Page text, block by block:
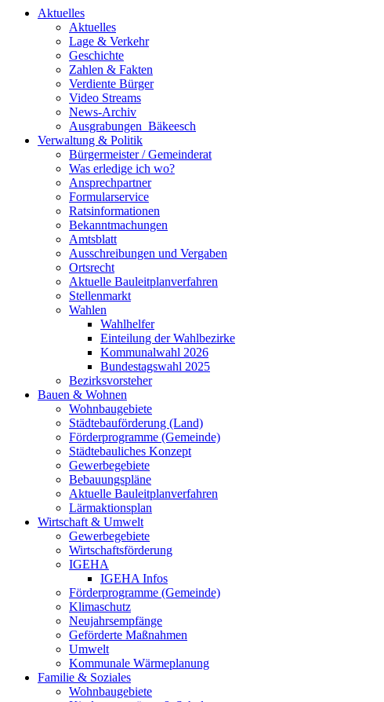
Aktuelles
Aktuelles
Lage & Verkehr
Geschichte
Zahlen & Fakten
Verdiente Bürger
Video Streams
News-Archiv
Ausgrabungen_Bäkeesch
Verwaltung & Politik
Bürgermeister / Gemeinderat
Was erledige ich wo?
Ansprechpartner
Formularservice
Ratsinformationen
Bekanntmachungen
Amtsblatt
Ausschreibungen und Vergaben
Ortsrecht
Aktuelle Bauleitplanverfahren
Stellenmarkt
Wahlen
Wahlhelfer
Einteilung der Wahlbezirke
Kommunalwahl 2026
Bundestagswahl 2025
Bezirksvorsteher
Bauen & Wohnen
Wohnbaugebiete
Städtebauförderung (Land)
Förderprogramme (Gemeinde)
Städtebauliches Konzept
Gewerbegebiete
Bebauungspläne
Aktuelle Bauleitplanverfahren
Lärmaktionsplan
Wirtschaft & Umwelt
Gewerbegebiete
Wirtschaftsförderung
IGEHA
IGEHA Infos
Förderprogramme (Gemeinde)
Klimaschutz
Neujahrsempfänge
Geförderte Maßnahmen
Umwelt
Kommunale Wärmeplanung
Familie & Soziales
Wohnbaugebiete